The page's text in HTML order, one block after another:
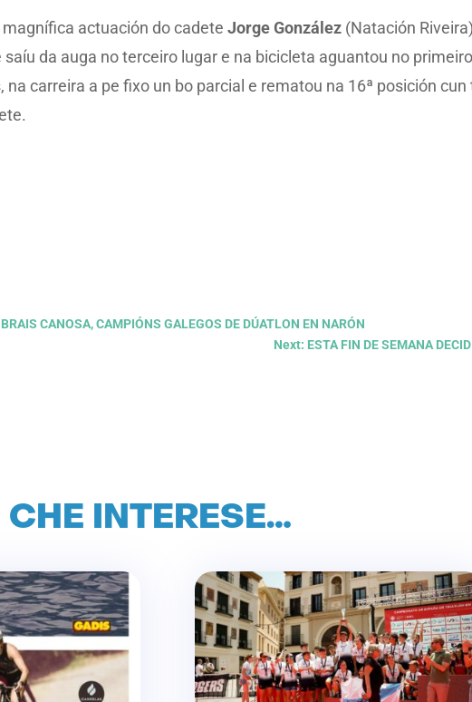
magnífica actuación do cadeteJorge González (Natación
da auga no terceiro lugar e na bicicleta aguantou no
na carreira a pe fixo un bo parcial e rematou na 16ª posición
CANOSA, CAMPIÓNS GALEGOS DE DÚATLON EN NARÓN
Next: ESTA FIN DE SEMANA
INTERESE…